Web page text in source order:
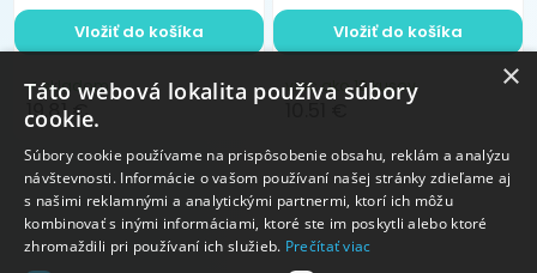
skladom
19.81 €
Vložiť do košíka
viac ako 10 kusov
Vložiť do košíka
×
Táto webová lokalita používa súbory
cookie.
Súbory cookie používame na prispôsobenie obsahu, reklám a analýzu
návštevnosti. Informácie o vašom používaní našej stránky zdieľame aj
s našimi reklamnými a analytickými partnermi, ktorí ich môžu
kombinovať s inými informáciami, ktoré ste im poskytli alebo ktoré
zhromaždili pri používaní ich služieb. Prečítať viac